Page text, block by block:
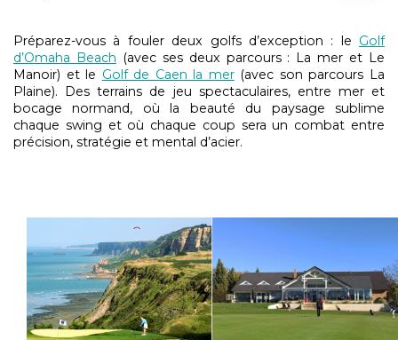
Préparez-vous à fouler deux golfs d’exception : le Golf
d’Omaha Beach (avec ses deux parcours : La mer et Le
Manoir) et le Golf de Caen la mer(avec son parcours La
Plaine). Des terrains de jeu spectaculaires, entre mer et
bocage normand, où la beauté du paysage sublime
chaque swing et où chaque coup sera un combat entre
précision, stratégie et mental d’acier.